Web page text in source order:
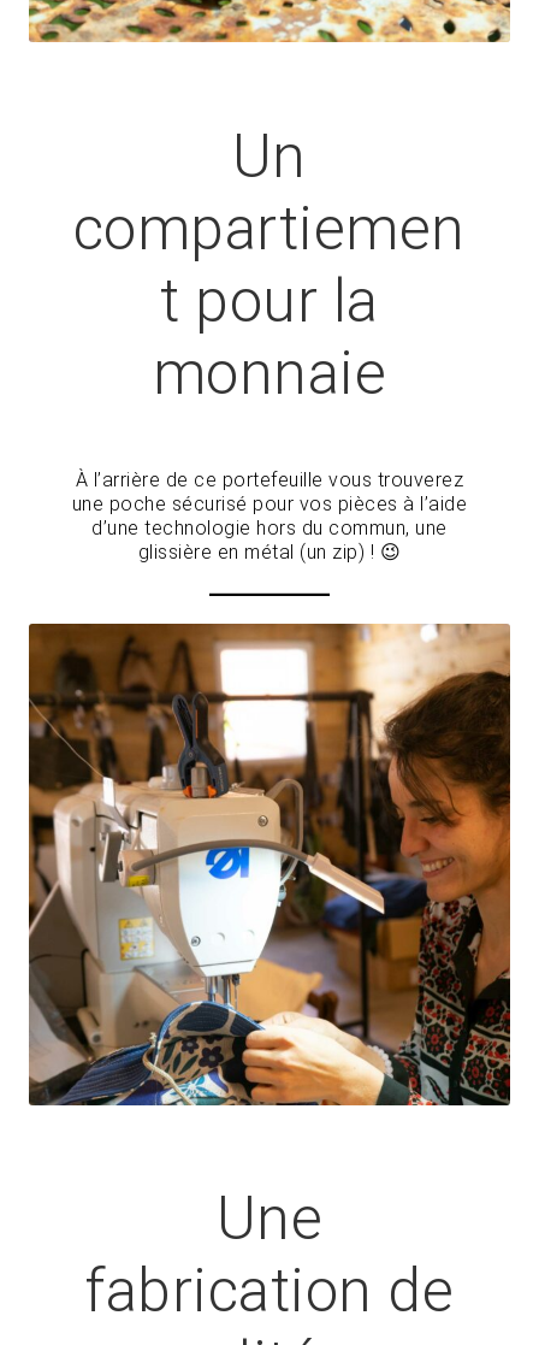
Un
compartiemen
t pour la
monnaie
À l’arrière de ce portefeuille vous trouverez
une poche sécurisé pour vos pièces à l’aide
d’une technologie hors du commun, une
glissière en métal (un zip) ! 😉
Une
fabrication de